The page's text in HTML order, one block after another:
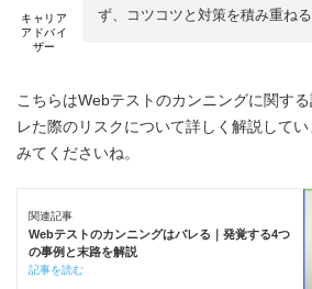
キャリア
アドバイ
ザー
ず、コツコツと対策を積み重ね
こちらはWebテストのカンニングに関す
レた際のリスクについて詳しく解説して
みてくださいね。
関連記事
Webテストのカンニングはバレる｜発覚する4つ
の事例と末路を解説
記事を読む